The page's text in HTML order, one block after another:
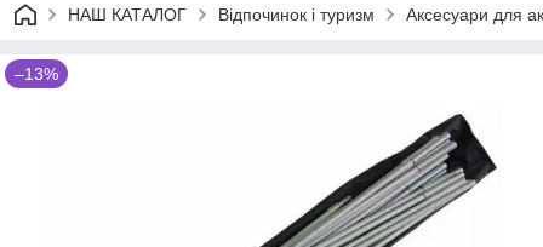
НАШ КАТАЛОГ Відпочинок і туризм Аксесуари для
–13%